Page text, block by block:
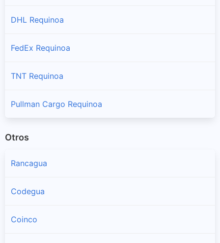
DHL Requinoa
FedEx Requinoa
TNT Requinoa
Pullman Cargo Requinoa
Otros
Rancagua
Codegua
Coinco